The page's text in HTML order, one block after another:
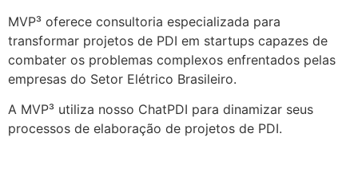
MVP³ oferece consultoria especializada para
transformar projetos de PDI em startups capazes de
combater os problemas complexos enfrentados pelas
empresas do Setor Elétrico Brasileiro.
A MVP³ utiliza nosso ChatPDI para dinamizar seus
processos de elaboração de projetos de PDI.